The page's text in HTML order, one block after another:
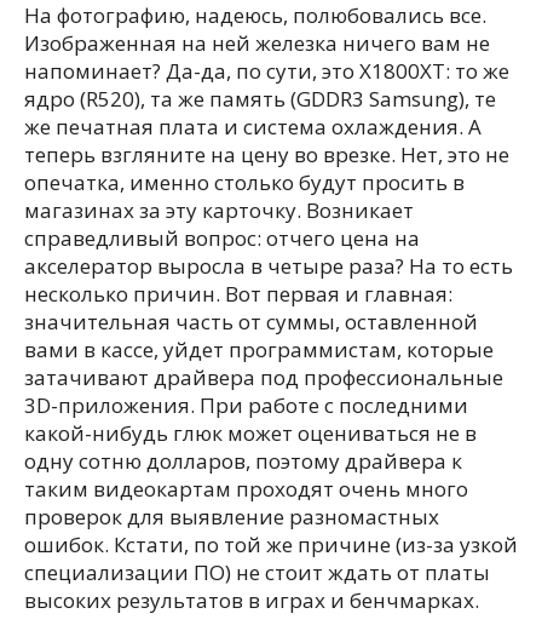
На фотографию, надеюсь, полюбовались все.
Изображенная на ней железка ничего вам не
напоминает? Да-да, по сути, это X1800XT: то же
ядро (R520), та же память (GDDR3 Samsung), те
же печатная плата и система охлаждения. А
теперь взгляните на цену во врезке. Нет, это не
опечатка, именно столько будут просить в
магазинах за эту карточку. Возникает
справедливый вопрос: отчего цена на
акселератор выросла в четыре раза? На то есть
несколько причин. Вот первая и главная:
значительная часть от суммы, оставленной
вами в кассе, уйдет программистам, которые
затачивают драйвера под профессиональные
3D-приложения. При работе с последними
какой-нибудь глюк может оцениваться не в
одну сотню долларов, поэтому драйвера к
таким видеокартам проходят очень много
проверок для выявление разномастных
ошибок. Кстати, по той же причине (из-за узкой
специализации ПО) не стоит ждать от платы
высоких результатов в играх и бенчмарках.